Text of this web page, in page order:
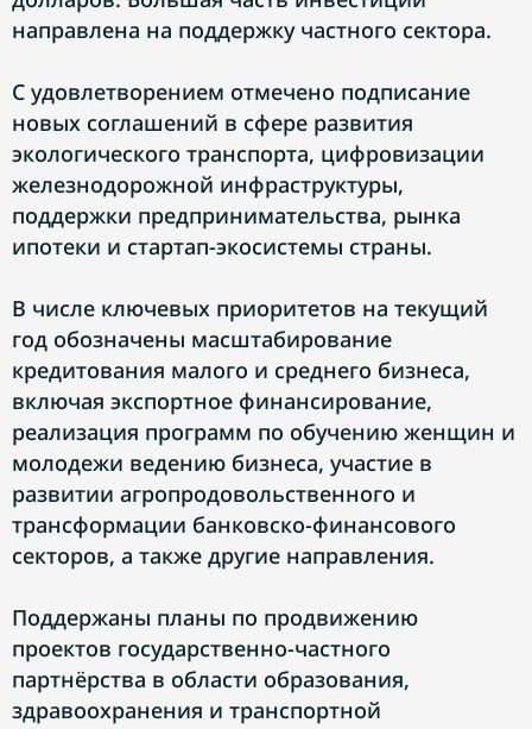
направлена на поддержку частного сектора.
С удовлетворением отмечено подписание
новых соглашений в сфере развития
экологического транспорта, цифровизации
железнодорожной инфраструктуры,
поддержки предпринимательства, рынка
ипотеки и стартап-экосистемы страны.
В числе ключевых приоритетов на текущий
год обозначены масштабирование
кредитования малого и среднего бизнеса,
включая экспортное финансирование,
реализация программ по обучению женщин и
молодежи ведению бизнеса, участие в
развитии агропродовольственного и
трансформации банковско-финансового
секторов, а также другие направления.
Поддержаны планы по продвижению
проектов государственно-частного
партнёрства в области образования,
здравоохранения и транспортной